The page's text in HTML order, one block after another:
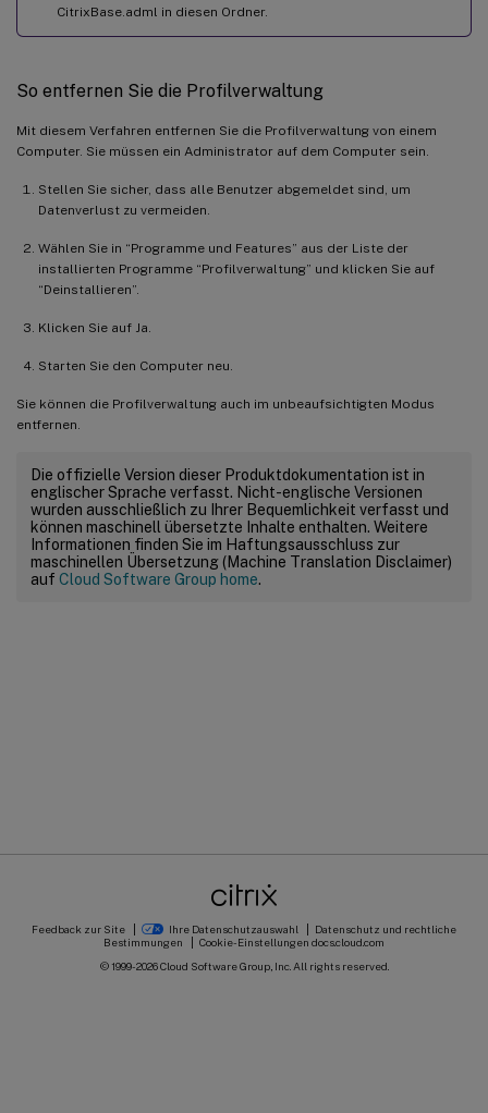
CitrixBase.adml in diesen Ordner.
So entfernen Sie die Profilverwaltung
Mit diesem Verfahren entfernen Sie die Profilverwaltung von einem
Computer. Sie müssen ein Administrator auf dem Computer sein.
Stellen Sie sicher, dass alle Benutzer abgemeldet sind, um
Datenverlust zu vermeiden.
Wählen Sie in “Programme und Features” aus der Liste der
installierten Programme “Profilverwaltung” und klicken Sie auf
“Deinstallieren”.
Klicken Sie auf Ja.
Starten Sie den Computer neu.
Sie können die Profilverwaltung auch im unbeaufsichtigten Modus
entfernen.
Die offizielle Version dieser Produktdokumentation ist in
englischer Sprache verfasst. Nicht-englische Versionen
wurden ausschließlich zu Ihrer Bequemlichkeit verfasst und
können maschinell übersetzte Inhalte enthalten. Weitere
Informationen finden Sie im Haftungsausschluss zur
maschinellen Übersetzung (Machine Translation Disclaimer)
auf Cloud Software Group home.
Feedback zur Site Ihre Datenschutzauswahl
Datenschutz und rechtliche
Bestimmungen
Cookie-Einstellungen docs.cloud.com
© 1999-2026Cloud Software Group, Inc. All rights reserved.